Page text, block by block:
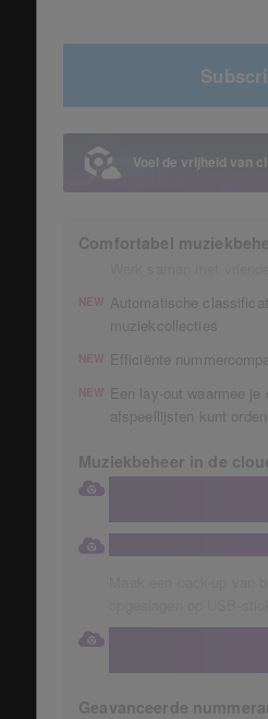
Voel de vrijheid van
Comfortabel
NEW Automatische
muziekcollecties
NEW Efficiënte
NEW Een lay-out waarmee je
afspeellijsten kunt
Muziekbeheer in de
Geavanceerde